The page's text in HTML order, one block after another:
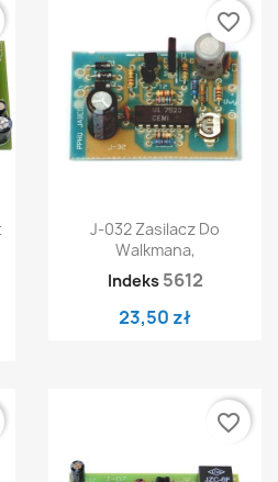
J-032 Zasilacz Do
Walkmana,
Indeks 5612
23,50 zł
favorite_border
favorite_border